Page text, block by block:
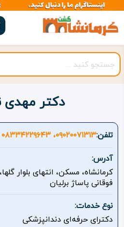
صفحه
اصلی
کرمانشاه
شهرستان
بیستون
روستاهای
هدف
اقامتگاه
ویژه
دکتر مهدی
تلفن:۰۹۰۲۰۰۷۱۳۱۳، ۰۸۳۳۴۲۲۹۶۴۳
آدرس:
کرمانشاه، مسکن، انتهای بلوار
فوقانی پاساژ برلیان
نوع خدمات:
دکترای حرفه‌ای دندانپزشکی